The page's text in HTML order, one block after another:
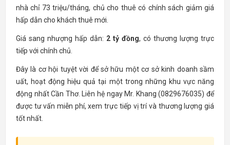
nhà chỉ 73 triệu/tháng, chủ cho thuê có chính sách giảm giá
hấp dẫn cho khách thuê mới.
Giá sang nhượng hấp dẫn: 2 tỷ đồng, có thương lượng trực
tiếp với chính chủ.
Đây là cơ hội tuyệt vời để sở hữu một cơ sở kinh doanh sầm
uất, hoạt động hiệu quả tại một trong những khu vực năng
động nhất Cần Thơ. Liên hệ ngay Mr. Khang (0829676035) để
được tư vấn miễn phí, xem trực tiếp vị trí và thương lượng giá
tốt nhất.